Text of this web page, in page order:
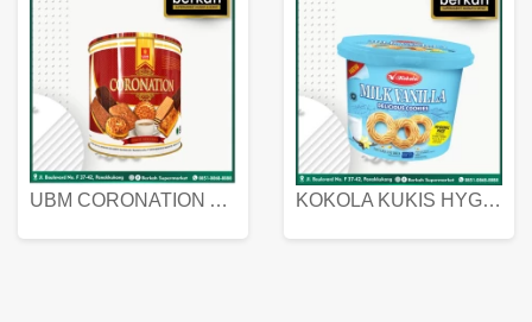
UBM CORONATION ASSORTED BISKUIT KALENG 450 GRAM KOKOLA KUKIS HYGIENIC MILK VANILLA PACK 320 GR